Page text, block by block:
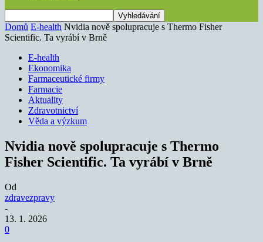
Domů E-health Nvidia nově spolupracuje s Thermo Fisher
Scientific. Ta vyrábí v Brně
E-health
Ekonomika
Farmaceutické firmy
Farmacie
Aktuality
Zdravotnictví
Věda a výzkum
Nvidia nově spolupracuje s Thermo
Fisher Scientific. Ta vyrábí v Brně
Od
zdravezpravy
-
13. 1. 2026
0